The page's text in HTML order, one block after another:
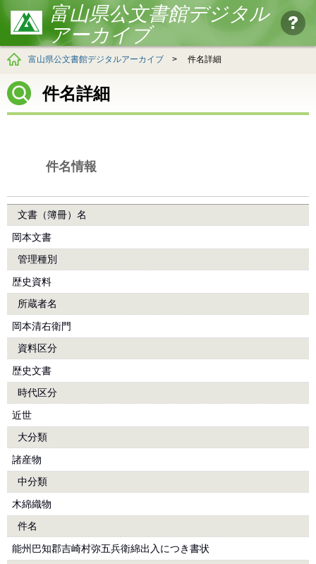
富山県公文書館デジタル
アーカイブ
富山県公文書館デジタルアーカイブ > 件名詳細
件名詳細
件名情報
文書（簿冊）名
岡本文書
管理種別
歴史資料
所蔵者名
岡本清右衛門
資料区分
歴史文書
時代区分
近世
大分類
諸産物
中分類
木綿織物
件名
能州巴知郡吉崎村弥五兵衛綿出入につき書状